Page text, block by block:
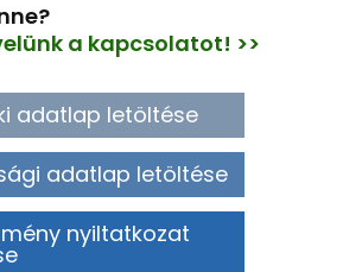
a kapcsolatot! >>
adatlap letöltése
adatlap letöltése
nyiltatkozat